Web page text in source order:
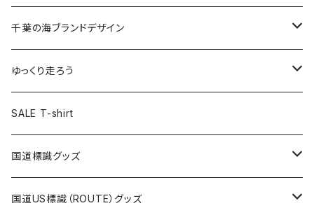
キャップ
トートバッグ
ランチバッグ
エコバッグ
キーホルダー
クリアファイル
缶バッジ
キーホルダー
クリアファイル
缶バッジ54mm
JAGUARさんコラボグッズ
Tシャツ
ステッカー
サコッシュ
ホテルキーホルダー
モーテルキーホルダー
トートバッグ
缶バッジ
クリアファイル
マスク
エコバッグ
千葉ロッテマリーンズコラボ
キャップ
エコバッグ
ステッカー
モーテルキーホルダー
ホテルキーホルダー
Tシャツ
キャップ
ステッカー
ホテルキーホルダー
千葉の海ブランドデザイン
Tシャツ
キャップ
ステッカー
ゆっくり走ろう
Tシャツ
ステッカー
ホテルキーホルダー
SALE T-shirt
国道標識グッズ
ステッカー
国道US標識（ROUTE）グッズ